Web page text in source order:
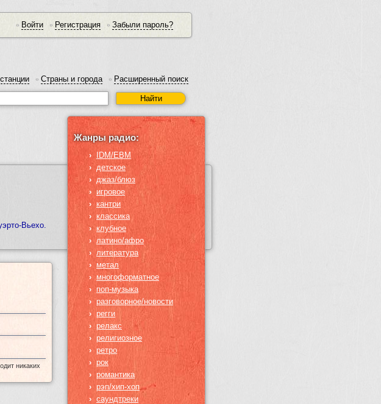
Вьехо.
Жанры радио:
›
IDM/EBM
› детское
› джаз/блюз
› игровое
› кантри
› классика
› клубное
› латино/афро
› литература
› метал
› многоформатное
› поп-музыка
› разговорное/новости
› регги
› релакс
› религиозное
› ретро
› рок
› романтика
› рэп/хип-хоп
› саундтреки
никаких
• Страны и города • Расширенный поиск
• Войти • Регистрация • Забыли пароль?